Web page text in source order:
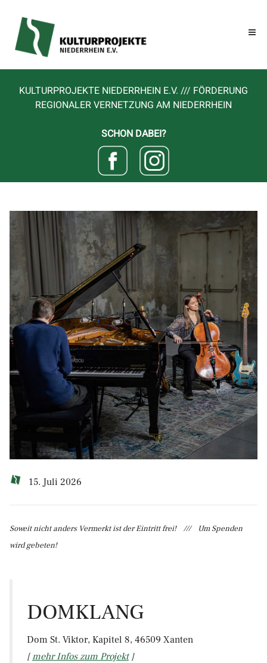
KULTURPROJEKTE NIEDERRHEIN E.V. /// FÖRDERUNG
REGIONALER VERNETZUNG AM NIEDERRHEIN
SCHON DABEI?
15. Juli 2026
Soweit nicht anders Vermerkt ist der Eintritt frei! /// Um Spenden
wird gebeten!
DOMKLANG
Dom St. Viktor, Kapitel 8, 46509 Xanten
[mehr Infos zum Projekt]